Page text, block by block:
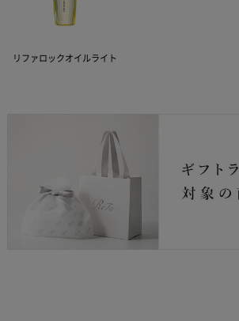
リファロックオイルライト